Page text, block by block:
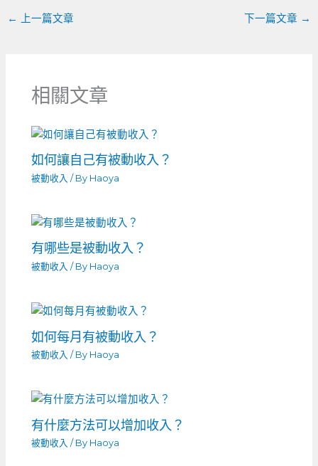
← 上一篇文章 下一篇文章 →
相關文章
如何讓自己有被動收入？
被動收入 / By Haoya
有哪些是被動收入？
被動收入 / By Haoya
如何每月有被動收入？
被動收入 / By Haoya
有什麼方法可以增加收入？
被動收入 / By Haoya